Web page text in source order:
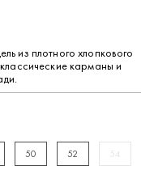
из плотного хлопкового
карманы и
50 52 54